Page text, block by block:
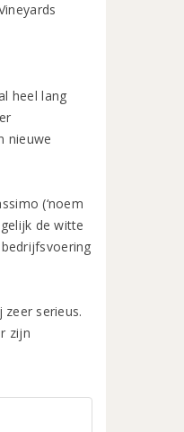
heel lang
nieuwe
(‘noem
de witte
serieus.
zijn